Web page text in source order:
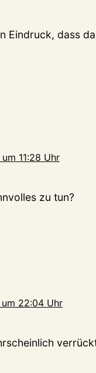
Eindruck, dass
11:28 Uhr
zu tun?
22:04 Uhr